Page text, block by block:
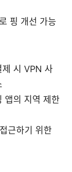
핑 개선 가능
제 시 VPN 사
앱의 지역 제한
근하기 위한